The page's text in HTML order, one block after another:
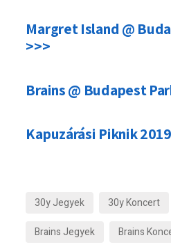
Margret Island @
>>>
Brains @ Budapest
Kapuzárási Piknik
30y Jegyek 30y Koncert
Brains Jegyek
Brains